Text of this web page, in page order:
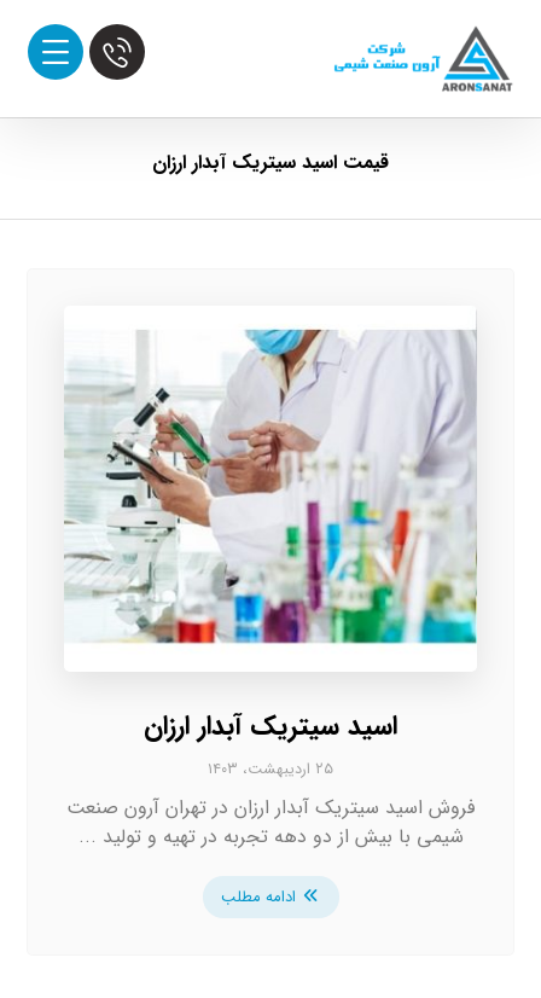
قیمت اسید سیتریک آبدار ارزان
اسید سیتریک آبدار ارزان
۲۵ اردیبهشت، ۱۴۰۳
فروش اسید سیتریک آبدار ارزان در تهران آرون صنعت
شیمی با بیش از دو دهه تجربه در تهیه و تولید ...
ادامه مطلب